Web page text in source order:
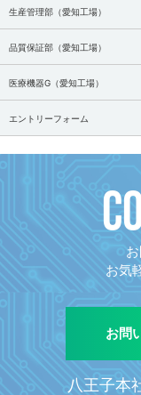
生産管理部（愛知工場）
品質保証部（愛知工場）
医療機器G（愛知工場）
エントリーフォーム
お気
お問
八王子本